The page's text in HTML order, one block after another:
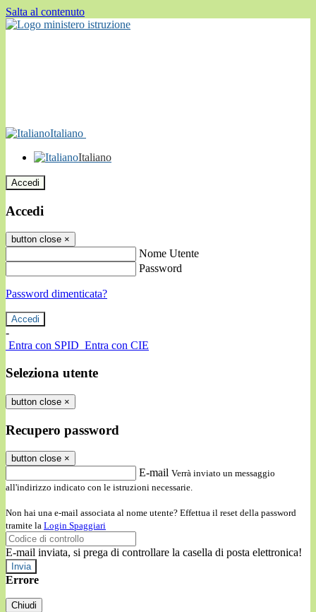
Salta al contenuto
Italiano
Italiano
Accedi
Accedi
button close ×
Nome Utente
Password
Password dimenticata?
-
Entra con SPID Entra con CIE
Seleziona utente
button close ×
Recupero password
button close ×
E-mail Verrà inviato un messaggio
all'indirizzo indicato con le istruzioni necessarie.
Non hai una e-mail associata al nome utente? Effettua il reset della password
tramite la Login Spaggiari
E-mail inviata, si prega di controllare la casella di posta elettronica!
Errore
Chiudi